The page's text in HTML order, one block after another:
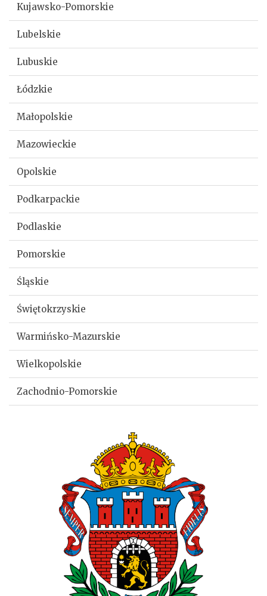
Kujawsko-Pomorskie
Lubelskie
Lubuskie
Łódzkie
Małopolskie
Mazowieckie
Opolskie
Podkarpackie
Podlaskie
Pomorskie
Śląskie
Świętokrzyskie
Warmińsko-Mazurskie
Wielkopolskie
Zachodnio-Pomorskie